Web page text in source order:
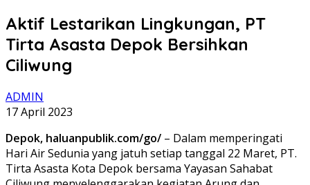
Aktif Lestarikan Lingkungan, PT
Tirta Asasta Depok Bersihkan
Ciliwung
ADMIN
17 April 2023
Depok, haluanpublik.com/go/ – Dalam memperingati
Hari Air Sedunia yang jatuh setiap tanggal 22 Maret, PT.
Tirta Asasta Kota Depok bersama Yayasan Sahabat